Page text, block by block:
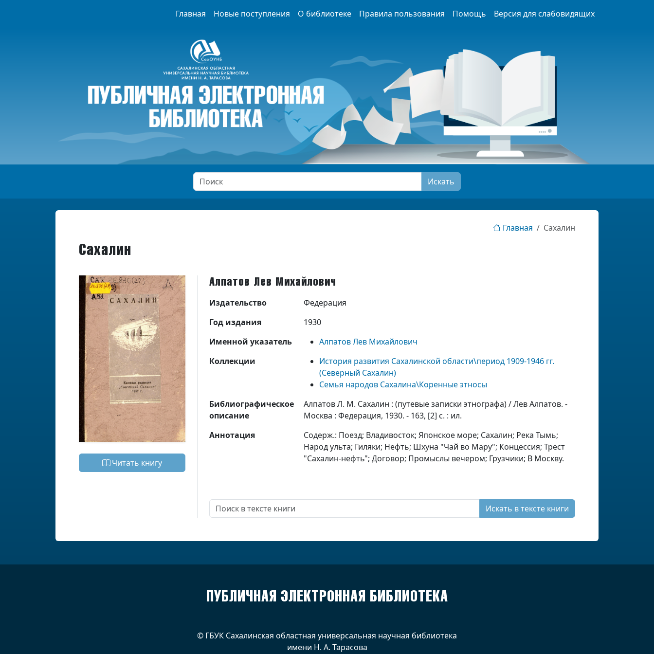
Главная Новые поступления О библиотеке Правила пользования Помощь Версия для слабовидящих
Искать
Главная Сахалин
Сахалин
Читать книгу
Алпатов Лев Михайлович
Издательство
Федерация
Год издания
1930
Именной указатель
Алпатов Лев Михайлович
Коллекции
История развития Сахалинской области\период 1909-1946 гг.
(Северный Сахалин)
Семья народов Сахалина\Коренные этносы
Библиографическое
описание
Алпатов Л. М. Сахалин : (путевые записки этнографа) / Лев Алпатов. -
Москва : Федерация, 1930. - 163, [2] с. : ил.
Аннотация
Содерж.: Поезд; Владивосток; Японское море; Сахалин; Река Тымь;
Народ ульта; Гиляки; Нефть; Шхуна "Чай во Мару"; Концессия; Трест
"Сахалин-нефть"; Договор; Промыслы вечером; Грузчики; В Москву.
Искать в тексте книги
ПУБЛИЧНАЯ ЭЛЕКТРОННАЯ БИБЛИОТЕКА
© ГБУК Сахалинская областная универсальная научная библиотека
имени Н. А. Тарасова